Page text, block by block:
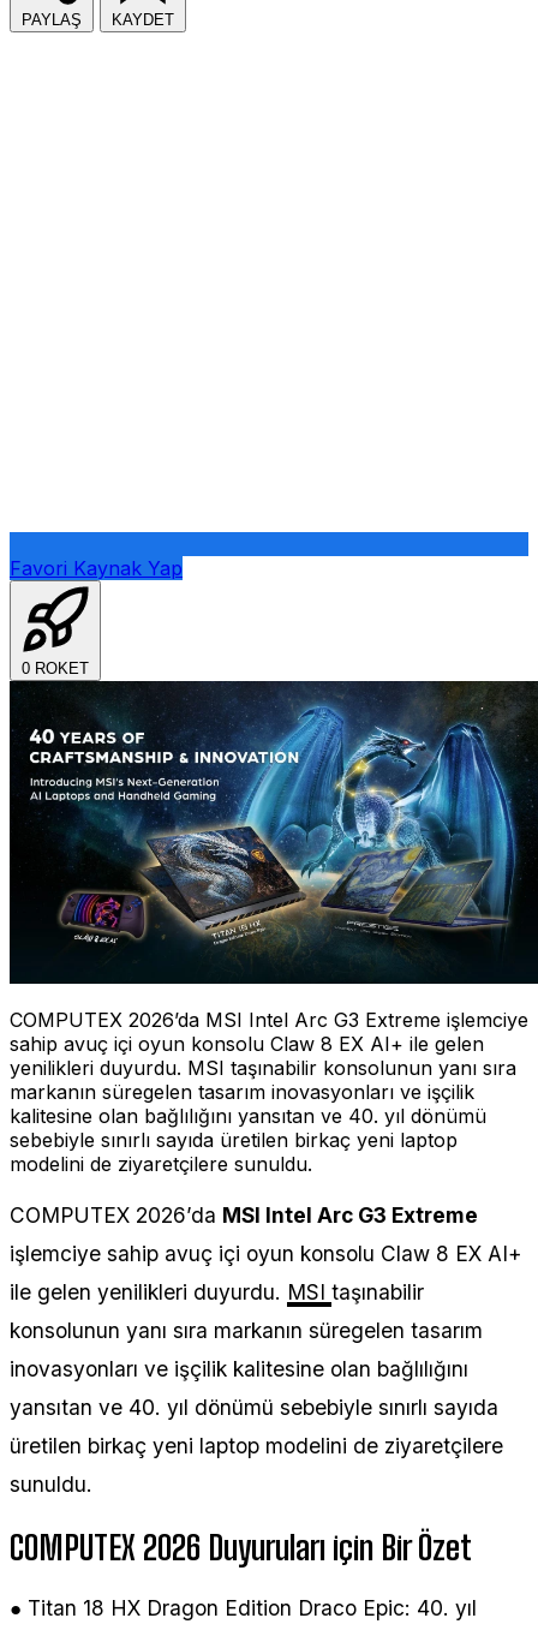
PAYLAŞ KAYDET
Favori Kaynak Yap
0 ROKET
COMPUTEX 2026’da MSI Intel Arc G3 Extreme işlemciye
sahip avuç içi oyun konsolu Claw 8 EX AI+ ile gelen
yenilikleri duyurdu. MSI taşınabilir konsolunun yanı sıra
markanın süregelen tasarım inovasyonları ve işçilik
kalitesine olan bağlılığını yansıtan ve 40. yıl dönümü
sebebiyle sınırlı sayıda üretilen birkaç yeni laptop
modelini de ziyaretçilere sunuldu.
COMPUTEX 2026’da MSI Intel Arc G3 Extreme
işlemciye sahip avuç içi oyun konsolu Claw 8 EX AI+
ile gelen yenilikleri duyurdu. MSI taşınabilir
konsolunun yanı sıra markanın süregelen tasarım
inovasyonları ve işçilik kalitesine olan bağlılığını
yansıtan ve 40. yıl dönümü sebebiyle sınırlı sayıda
üretilen birkaç yeni laptop modelini de ziyaretçilere
sunuldu.
COMPUTEX 2026 Duyuruları için Bir Özet
● Titan 18 HX Dragon Edition Draco Epic: 40. yıl